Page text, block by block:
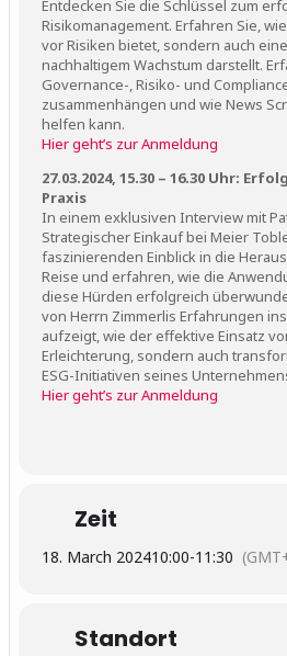
Entdecken Sie die Schlüssel zum
Risikomanagement. Erfahren Sie,
vor Risiken bietet, sondern auch
nachhaltigem Wachstum darstellt.
Governance-, Risiko- und
zusammenhängen und wie News
helfen kann.
Hier geht’s zur Anmeldung
27.03.2024, 15.30 – 16.30 Uhr:
Praxis
In einem exklusiven Interview mit
Strategischer Einkauf bei Meier
faszinierenden Einblick in die
Reise und erfahren, wie die
diese Hürden erfolgreich
von Herrn Zimmerlis Erfahrungen
aufzeigt, wie der effektive Einsatz
Erleichterung, sondern auch
ESG-Initiativen seines
Hier geht’s zur Anmeldung
Zeit
18. March 202410:00-11:30
Standort